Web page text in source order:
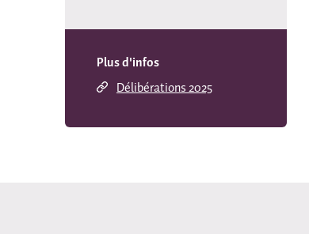
Plus d'infos
Délibérations 2025